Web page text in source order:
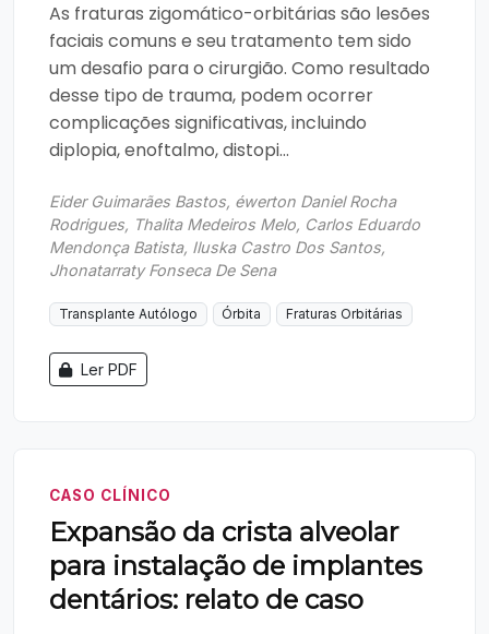
As fraturas zigomático-orbitárias são lesões
faciais comuns e seu tratamento tem sido
um desafio para o cirurgião. Como resultado
desse tipo de trauma, podem ocorrer
complicações significativas, incluindo
diplopia, enoftalmo, distopi...
Eider Guimarães Bastos, éwerton Daniel Rocha
Rodrigues, Thalita Medeiros Melo, Carlos Eduardo
Mendonça Batista, Iluska Castro Dos Santos,
Jhonatarraty Fonseca De Sena
Transplante Autólogo Órbita Fraturas Orbitárias
Ler PDF
CASO CLÍNICO
Expansão da crista alveolar
para instalação de implantes
dentários: relato de caso